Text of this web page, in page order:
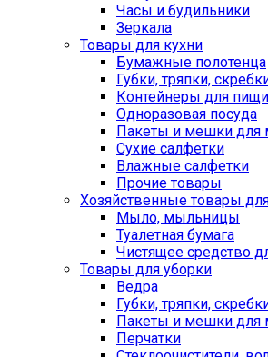
Часы и будильники
Зеркала
Товары для кухни
Бумажные полотенца
Губки, тряпки,
Контейнеры для пищи
Одноразовая посуда
Пакеты и мешки для
Сухие салфетки
Влажные салфетки
Прочие товары
Хозяйственные товары
Мыло, мыльницы
Туалетная бумага
Чистящее средство
Товары для уборки
Ведра
Губки, тряпки,
Пакеты и мешки для
Перчатки